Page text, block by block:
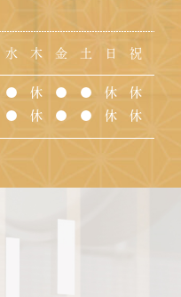
水 木 金 土 日 祝
● 休 ● ● 休
休
● 休 ● ● 休 休